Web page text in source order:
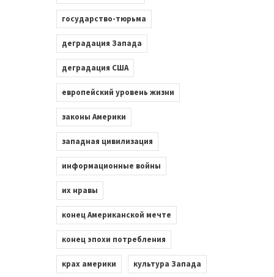
государство-тюрьма
деградация Запада
деградация США
европейский уровень жизни
законы Америки
западная цивилизация
информационные войны
их нравы
конец Американской мечте
конец эпохи потребления
крах америки культура Запада